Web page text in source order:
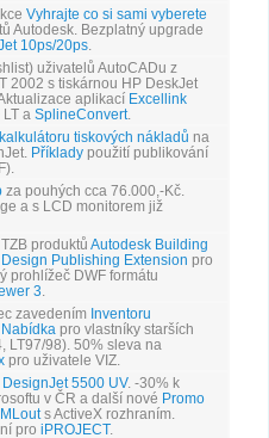
Vyhrajte co si sami vyberete
Autodesk. Bezplatný upgrade
10ps/20ps
uživatelů AutoCADu z
2002 s tiskárnou HP DeskJet
Aktualizace aplikací Excellink
LT a SplineConvert.
kalkulátoru tiskových nákladů na
Příklady použití publikování
za pouhých cca 76.000,-Kč.
a s LCD monitorem již
produktů Autodesk Building
Design Publishing Extension pro
prohlížeč DWF formátu
3
zavedením Inventoru
Nabídka pro vlastníky starších
LT97/98). 50% sleva na
pro uživatele VIZ.
DesignJet 5500 UV. -30% k
v ČR a další nové Promo
s ActiveX rozhraním.
pro iPROJECT.